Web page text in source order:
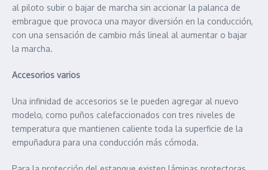
al piloto subir o bajar de marcha sin accionar la palanca de
embrague que provoca una mayor diversión en la conducción,
con una sensación de cambio más lineal al aumentar o bajar
la marcha.
Accesorios varios
Una infinidad de accesorios se le pueden agregar al nuevo
modelo, como puños calefaccionados con tres niveles de
temperatura que mantienen caliente toda la superficie de la
empuñadura para una conducción más cómoda.